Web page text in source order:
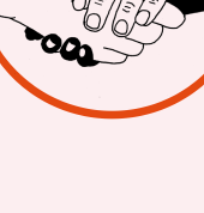
zeigt Kim
Moskau
zu